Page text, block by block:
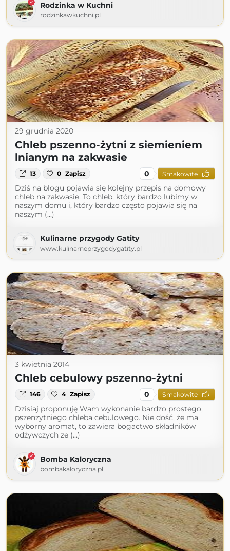
Rodzinka w Kuchni
rodzinkawkuchni.pl
29 grudnia 2020
Chleb pszenno-żytni z siemieniem
lnianym na zakwasie
13 0 Zapisz 0 Smakowite
Dziś na blogu pojawia się kolejny przepis na domowy
chleb na zakwasie. To chleb, który bardzo lubimy w
naszym domu i, który bardzo często pojawia się na
naszym (...)
Kulinarne przygody Gatity
www.kulinarneprzygodygatity.pl
3 kwietnia 2014
Chleb cebulowy pszenno-żytni
146 4 Zapisz 0 Smakowite
Dzisiaj proponuję Wam wykonanie bardzo prostego,
pszenżytniego chleba cebulowego. Nie dość, że ma
wyborny aromat, to zawiera bogactwo składników
odżywczych ze (...)
Bomba Kaloryczna
bombakaloryczna.pl